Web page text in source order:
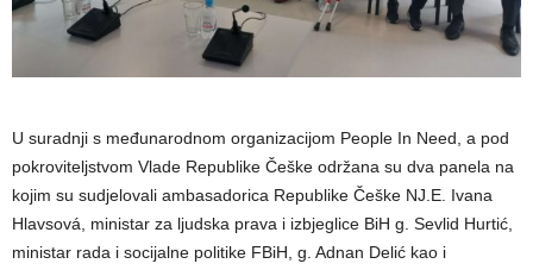
U suradnji s međunarodnom organizacijom People In Need, a pod
pokroviteljstvom Vlade Republike Češke održana su dva panela na
kojim su sudjelovali ambasadorica Republike Češke NJ.E. Ivana
Hlavsová, ministar za ljudska prava i izbjeglice BiH g. Sevlid Hurtić,
ministar rada i socijalne politike FBiH, g. Adnan Delić kao i